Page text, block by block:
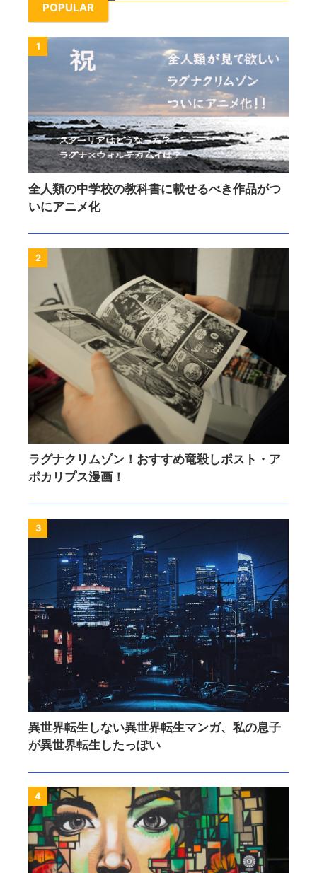
POPULAR
1
全人類の中学校の教科書に載せるべき作品がつ
いにアニメ化
2
ラグナクリムゾン！おすすめ竜殺しポスト・ア
ポカリプス漫画！
3
異世界転生しない異世界転生マンガ、私の息子
が異世界転生したっぽい
4